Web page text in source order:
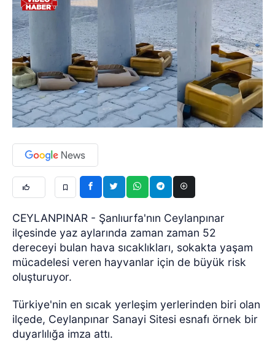
CEYLANPINAR - Şanlıurfa'nın Ceylanpınar
ilçesinde yaz aylarında zaman zaman 52
dereceyi bulan hava sıcaklıkları, sokakta yaşam
mücadelesi veren hayvanlar için de büyük risk
oluşturuyor.
Türkiye'nin en sıcak yerleşim yerlerinden biri olan
ilçede, Ceylanpınar Sanayi Sitesi esnafı örnek bir
duyarlılığa imza attı.